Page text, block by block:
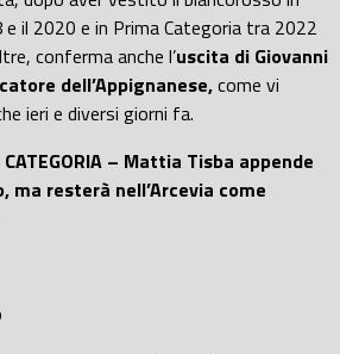
il 2020 e in Prima Categoria tra 2022
conferma anche l’uscita di Giovanni
dell’Appignanese,come vi
ieri e diversi giorni fa.
CATEGORIA – Mattia Tisba appende
ma resterà nell’Arcevia come